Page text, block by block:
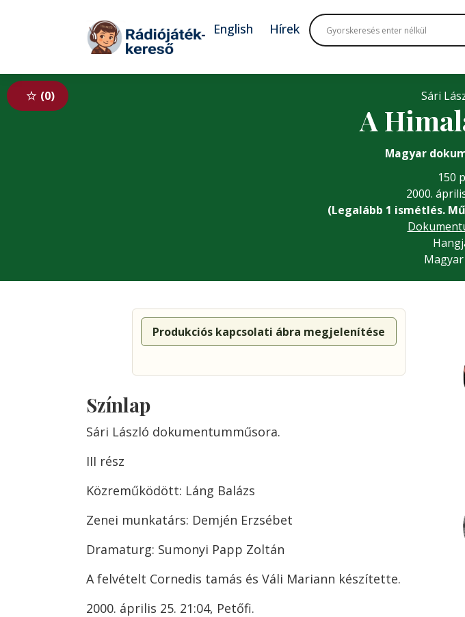
Tovább a tartalomhoz
English Hírek
0 Sári
A
Magyar
150
2000.
(Legalább 1 ismétlés.
Produkciós kapcsolati ábra megjelenítése
Színlap
Sári László dokumentumműsora.
III rész
Közreműködött: Láng Balázs
Zenei munkatárs: Demjén Erzsébet
Dramaturg: Sumonyi Papp Zoltán
A felvételt Cornedis tamás és Váli Mariann készítette.
2000. április 25. 21:04, Petőfi.